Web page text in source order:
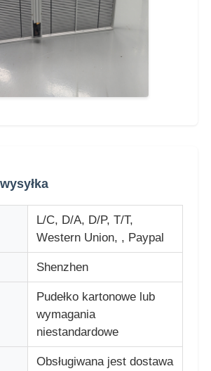
L/C, D/A, D/P, T/T,
Western Union, , Paypal
Shenzhen
Pudełko kartonowe lub
wymagania
niestandardowe
Obsługiwana jest dostawa